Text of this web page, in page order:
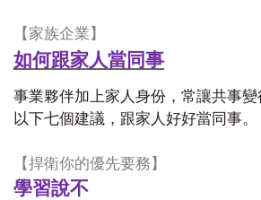
【家族企業】
如何跟家人當同事
事業夥伴加上家人身份，常讓共事
以下七個建議，跟家人好好當同事。
【捍衛你的優先要務】
學習說不